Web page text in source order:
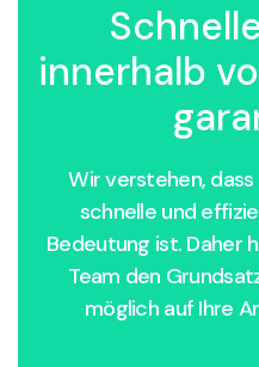
innerhalb
Wir verstehen,
schnelle und
Bedeutung ist. Daher
Team den
möglich auf Ihre